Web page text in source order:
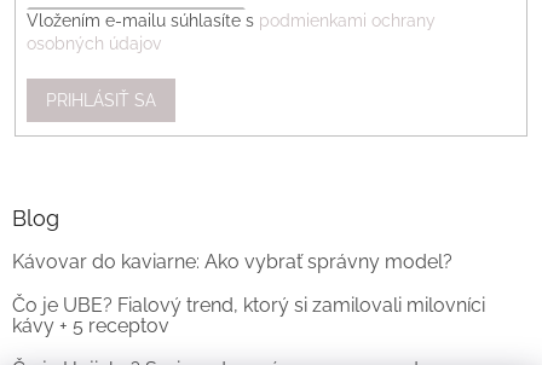
Vložením e-mailu súhlasíte s podmienkami ochrany
osobných údajov
PRIHLÁSIŤ SA
Blog
Kávovar do kaviarne: Ako vybrať správny model?
Čo je UBE? Fialový trend, ktorý si zamilovali milovníci
kávy + 5 receptov